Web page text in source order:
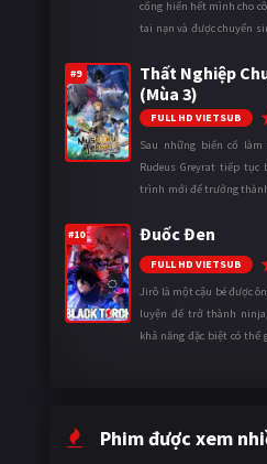
cống hiến hết mình cho
tai nạn và được chuyển
thành một mạo hiểm gi ...
#9
Thất Nghiệp
(Mùa 3)
FULL HD VIETSUB
Sau những biến cố
Rudeus Greyrat tiếp tục
trình mới để trưởng thành
ngày càng khắc nghiệt, anh
#10 Đuốc Đen
FULL HD VIETSUB
Jirô là một cậu bé được
luyện để trở thành
khả năng đặc biệt có thể
Phim được xem